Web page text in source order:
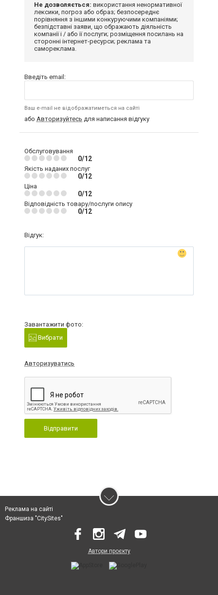
Не дозволяється: використання ненормативної
лексики, погроз або образ; безпосереднє
порівняння з іншими конкуруючими компаніями;
безпідставні заяви, що ображають діяльність
компанії і / або її послуги; розміщення посилань на
сторонні інтернет-ресурси; реклама та
самореклама.
Введіть email:
Ваш e-mail не відображатиметься на сайті
або Авторизуйтесь для написання відгуку
Обслуговування
0/12
Якість наданих послуг
0/12
Ціна
0/12
Відповідність товару/послуги опису
0/12
Відгук:
Завантажити фото:
Вибрати
Авторизуватись
Відправити
Реклама на сайті
Франшиза "CitySites"
Автори проєкту